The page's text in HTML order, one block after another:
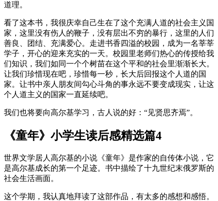
道理。
看了这本书，我很庆幸自己生在了这个充满人道的社会主义国
家，这里没有伤人的鞭子，没有层出不穷的暴行，这里的人们
善良、团结、充满爱心。走进书香四溢的校园，成为一名莘莘
学子，开心的迎来充实的一天。校园里老师们热心的传授给我
们知识，我们如同一个个树苗在这个平和的社会里渐渐长大。
让我们珍惜现在吧，珍惜每一秒，长大后回报这个人道的国
家。让书中亲人朋友间勾心斗角的事永远不要变成现实，让这
个人道主义的国家一直延续吧。
我们也将要向高尔基学习，古人说的好：“见贤思齐焉”。
《童年》小学生读后感精选篇4
世界文学居人高尔基的小说《童年》是作家的自传体小说，它
是高尔基成长的第一个足迹。书中描绘了十九世纪末俄罗斯的
社会生活画面。
这个学期，我认真地拜读了这部作品，有太多的感想和感悟。